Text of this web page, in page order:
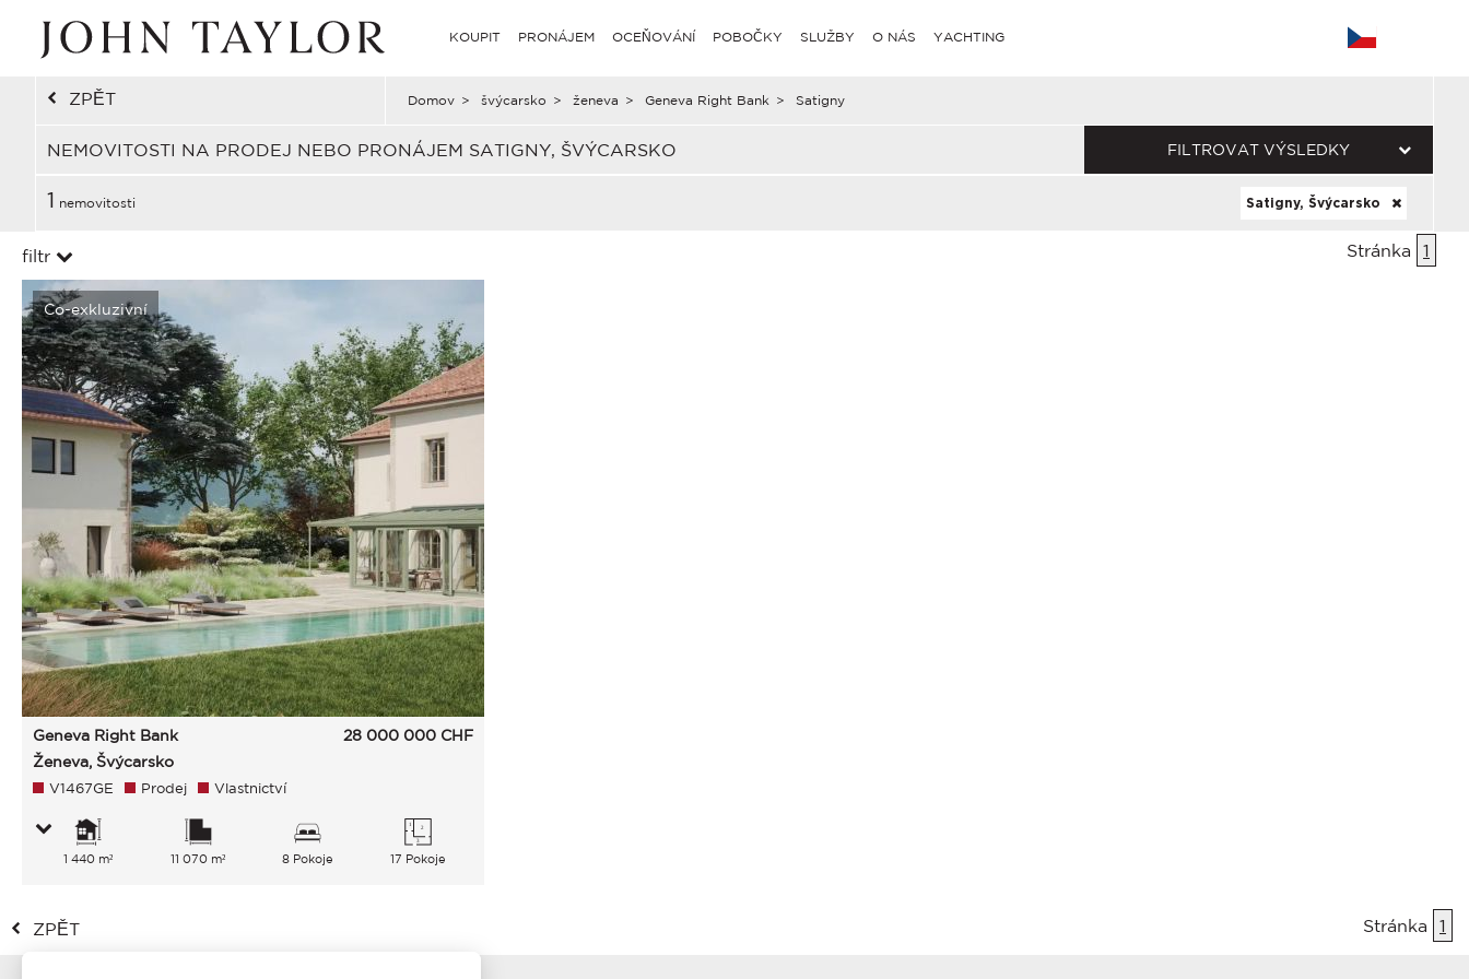
KOUPIT PRONÁJEM OCEŇOVÁNÍ POBOČKY SLUŽBY O NÁS YACHTING
ZPĚT Domov > švýcarsko > ženeva > Geneva Right Bank > Satigny
NEMOVITOSTI NA PRODEJ NEBO PRONÁJEM SATIGNY, ŠVÝCARSKO FILTROVAT VÝSLEDKY
1 nemovitosti Satigny, Švýcarsko
filtr Stránka 1
Co-exkluzivní
Geneva Right Bank
Ženeva, Švýcarsko
28 000 000 CHF
V1467GE Prodej Vlastnictví
1 440 m² 11 070 m² 8 Pokoje 17 Pokoje
ZPĚT Stránka 1